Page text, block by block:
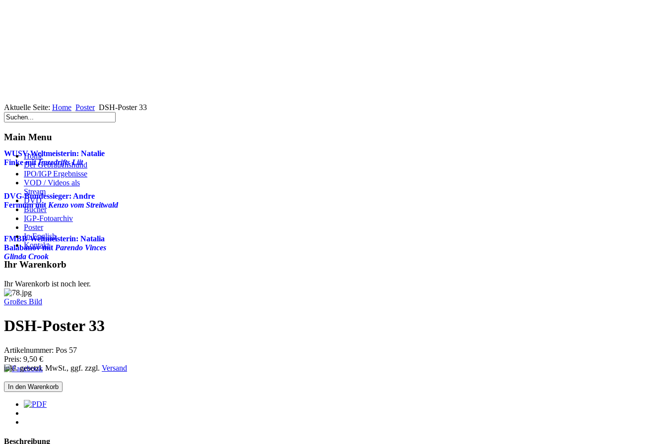
Aktuelles
WUSV-Weltmeisterin: Natalie
Finke mitImzedrifts Liit
DVG-Bundessieger: Andre
Fermum mitKenzo vom Streitwald
FMBB-Weltmeisterin: Natalia
Balabanov mitParendo Vinces
Glinda Crook
Aktuelle Seite: Home Poster DSH-Poster 33
Main Menu
Home
Der Gebrauchshund
IPO/IGP Ergebnisse
VOD / Videos als
Stream
DVD
Bücher
IGP-Fotoarchiv
Poster
In English
Kontakt
Ihr Warenkorb
Ihr Warenkorb ist noch leer.
Großes Bild
DSH-Poster 33
Artikelnummer: Pos 57
Preis: 9,50 €
inkl. gesetzl. MwSt., ggf. zzgl. Versand
Beschreibung